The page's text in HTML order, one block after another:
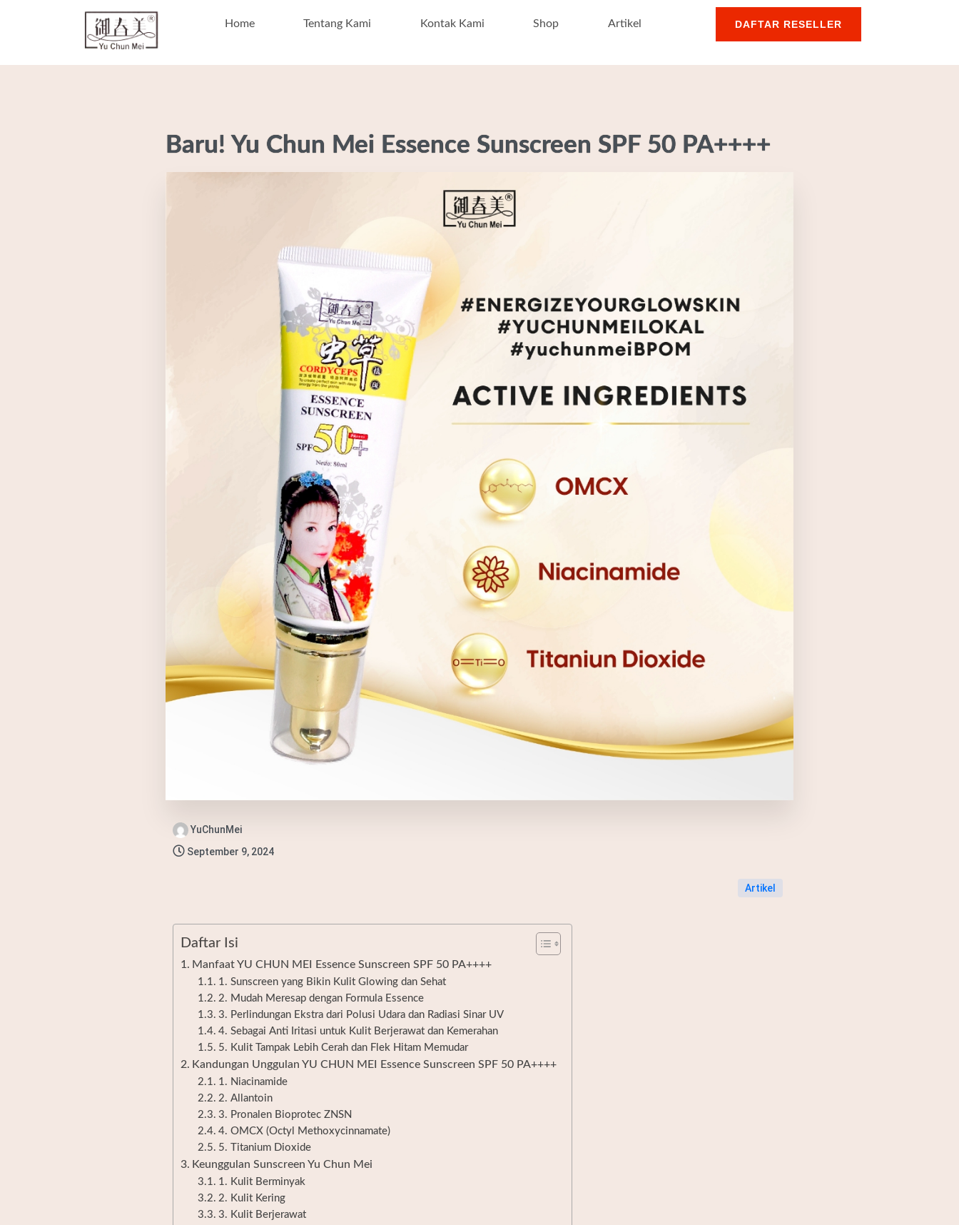
Home Tentang Kami Kontak Kami Shop Artikel DAFTAR RESELLER
Baru! Yu Chun Mei Essence Sunscreen SPF 50 PA++++
YuChunMei
September 9, 2024
Artikel
Daftar Isi
Manfaat YU CHUN MEI Essence Sunscreen SPF 50 PA++++
1. Sunscreen yang Bikin Kulit Glowing dan Sehat
2. Mudah Meresap dengan Formula Essence
3. Perlindungan Ekstra dari Polusi Udara dan Radiasi Sinar UV
4. Sebagai Anti Iritasi untuk Kulit Berjerawat dan Kemerahan
5. Kulit Tampak Lebih Cerah dan Flek Hitam Memudar
Kandungan Unggulan YU CHUN MEI Essence Sunscreen SPF 50 PA++++
1. Niacinamide
2. Allantoin
3. Pronalen Bioprotec ZNSN
4. OMCX (Octyl Methoxycinnamate)
5. Titanium Dioxide
Keunggulan Sunscreen Yu Chun Mei
1. Kulit Berminyak
2. Kulit Kering
3. Kulit Berjerawat